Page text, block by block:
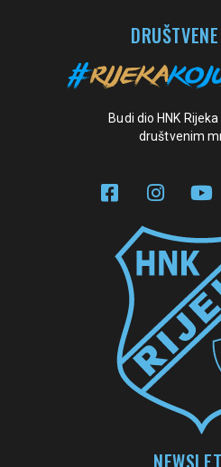
Budi dio HNK
društvenim